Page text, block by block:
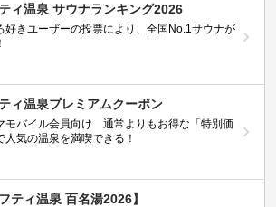
ィ温泉 サウナランキング2026
好きユーザーの投票により、全国No.1サウナが
ィ温泉プレミアムクーポン
モバイル会員向け 通常よりもお得な「特別価
人気の温泉を満喫できる！
フティ温泉 百名湯2026】